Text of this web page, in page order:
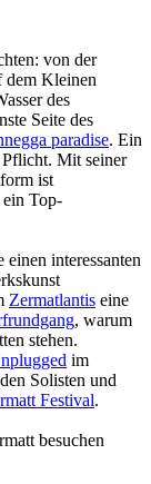
von der
dem Kleinen
des
Seite des
paradise. Ein
Pflicht. Mit seiner
ist
ein Top-
interessanten
Zermatlantis eine
, warum
stehen.
im
Solisten und
Festival.
besuchen